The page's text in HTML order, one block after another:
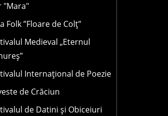
"Mara"
Folk ”Floare de Colț”
Medieval „Eternul
Internațional de Poezie
de Crăciun
de Datini și Obiceiuri